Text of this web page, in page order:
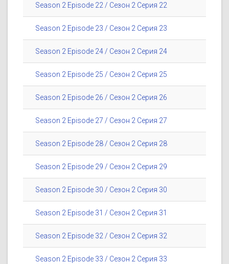
Season 2 Episode 22 / Сезон 2 Серия 22
Season 2 Episode 23 / Сезон 2 Серия 23
Season 2 Episode 24 / Сезон 2 Серия 24
Season 2 Episode 25 / Сезон 2 Серия 25
Season 2 Episode 26 / Сезон 2 Серия 26
Season 2 Episode 27 / Сезон 2 Серия 27
Season 2 Episode 28 / Сезон 2 Серия 28
Season 2 Episode 29 / Сезон 2 Серия 29
Season 2 Episode 30 / Сезон 2 Серия 30
Season 2 Episode 31 / Сезон 2 Серия 31
Season 2 Episode 32 / Сезон 2 Серия 32
Season 2 Episode 33 / Сезон 2 Серия 33